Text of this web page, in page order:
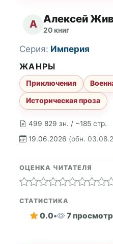
А Алексей
20 книг
499 829 зн. / ~185 стр.
19.06.2026 (обн.
Серия: Империя
ЖАНРЫ
Приключения
Историческая проза
ОЦЕНКА ЧИТАТЕЛЯ
СТАТИСТИКА
0.0• 7